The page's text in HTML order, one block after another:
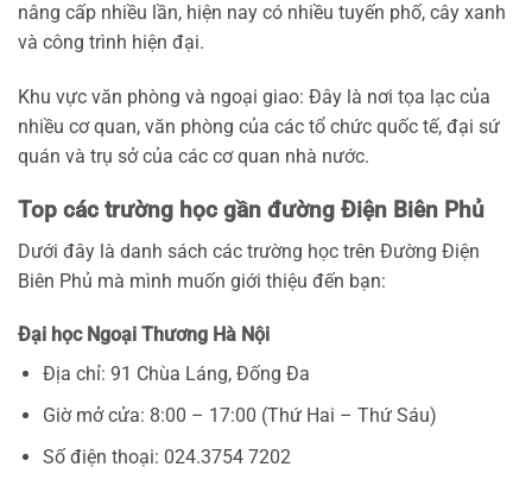
nâng cấp nhiều lần, hiện nay có nhiều tuyến phố, cây xanh
và công trình hiện đại.
Khu vực văn phòng và ngoại giao: Đây là nơi tọa lạc của
nhiều cơ quan, văn phòng của các tổ chức quốc tế, đại sứ
quán và trụ sở của các cơ quan nhà nước.
Top các trường học gần đường Điện Biên Phủ
Dưới đây là danh sách các trường học trên Đường Điện
Biên Phủ mà mình muốn giới thiệu đến bạn:
Đại học Ngoại Thương Hà Nội
Địa chỉ: 91 Chùa Láng, Đống Đa
Giờ mở cửa: 8:00 – 17:00 (Thứ Hai – Thứ Sáu)
Số điện thoại: 024.3754 7202